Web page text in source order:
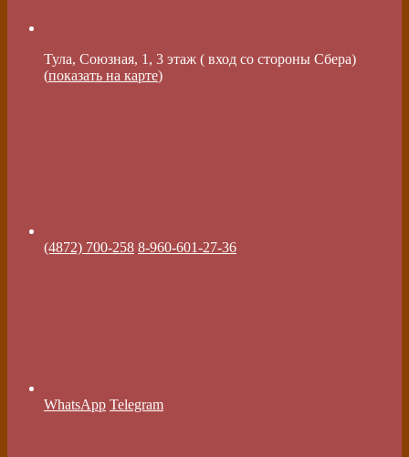
Тула, Союзная, 1, 3 этаж ( вход со стороны Сбера)
(показать на карте)
(4872) 700-258 8-960-601-27-36
WhatsApp Telegram